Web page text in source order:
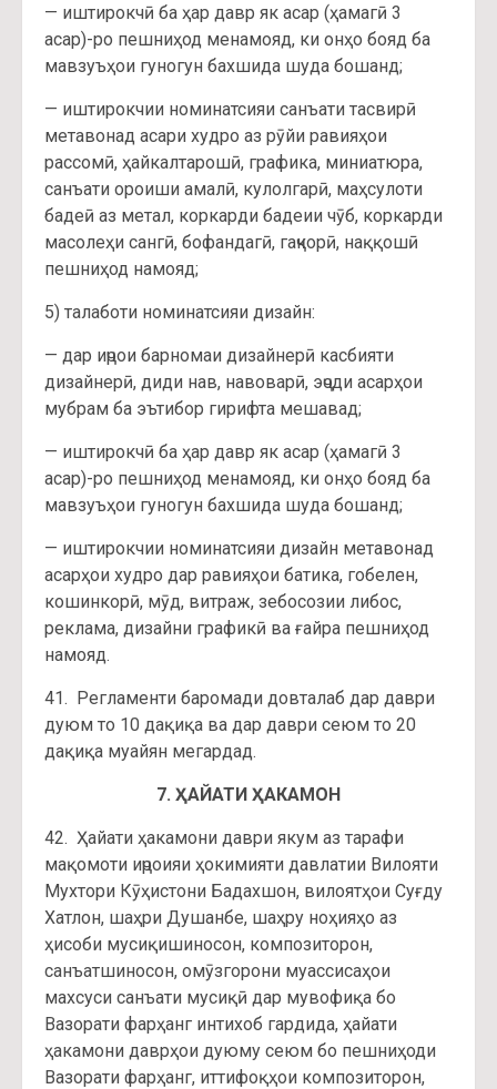
— иштирокчӣ ба ҳар давр як асар (ҳамагӣ 3
асар)-ро пешниҳод менамояд, ки онҳо бояд ба
мавзуъҳои гуногун бахшида шуда бошанд;
— иштирокчии номинатсияи санъати тасвирӣ
метавонад асари худро аз рӯйи равияҳои
рассомӣ, ҳайкалтарошӣ, графика, миниатюра,
санъати ороиши амалӣ, кулолгарӣ, маҳсулоти
бадеӣ аз метал, коркарди бадеии чӯб, коркарди
масолеҳи сангӣ, бофандагӣ, гаҷкорӣ, наққошӣ
пешниҳод намояд;
5) талаботи номинатсияи дизайн:
— дар иҷрои барномаи дизайнерӣ касбияти
дизайнерӣ, диди нав, навоварӣ, эҷоди асарҳои
мубрам ба эътибор гирифта мешавад;
— иштирокчӣ ба ҳар давр як асар (ҳамагӣ 3
асар)-ро пешниҳод менамояд, ки онҳо бояд ба
мавзуъҳои гуногун бахшида шуда бошанд;
— иштирокчии номинатсияи дизайн метавонад
асарҳои худро дар равияҳои батика, гобелен,
кошинкорӣ, мӯд, витраж, зебосозии либос,
реклама, дизайни графикӣ ва ғайра пешниҳод
намояд.
41. Регламенти баромади довталаб дар даври
дуюм то 10 дақиқа ва дар даври сеюм то 20
дақиқа муайян мегардад.
7. ҲАЙАТИ ҲАКАМОН
42. Ҳайати ҳакамони даври якум аз тарафи
мақомоти иҷроияи ҳокимияти давлатии Вилояти
Мухтори Кӯҳистони Бадахшон, вилоятҳои Суғду
Хатлон, шаҳри Душанбе, шаҳру ноҳияҳо аз
ҳисоби мусиқишиносон, композиторон,
санъатшиносон, омӯзгорони муассисаҳои
махсуси санъати мусиқӣ дар мувофиқа бо
Вазорати фарҳанг интихоб гардида, ҳайати
ҳакамони даврҳои дуюму сеюм бо пешниҳоди
Вазорати фарҳанг, иттифоқҳои композиторон,